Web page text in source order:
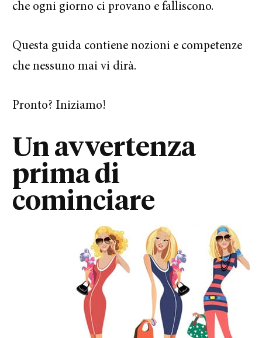
che ogni giorno ci provano e falliscono.
Questa guida contiene nozioni e competenze
che nessuno mai vi dirà.
Pronto? Iniziamo!
Un avvertenza
prima di
cominciare